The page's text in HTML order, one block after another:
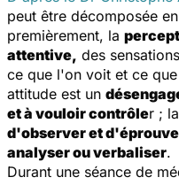
peut être décomposée
premièrement, la
attentive, des
ce que l'on voit et ce
attitude est un
et à vouloir contrôler ;
d'observer et
analyser ou verbaliser.
Durant une séance de